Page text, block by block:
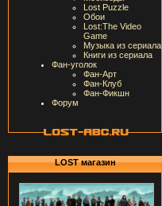
Lost Puzzle
Обои
Lost:The Video
Game
Музыка из сериала
Книги из сериала
Фан-уголок
Фан-Арт
Фан-Клуб
Фан-Фикшн
Форум
LOST магазин